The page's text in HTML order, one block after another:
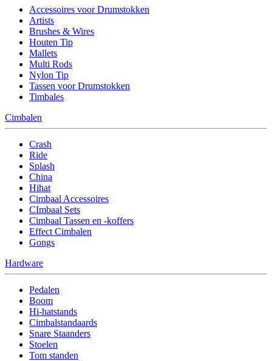
Accessoires voor Drumstokken
Artists
Brushes & Wires
Houten Tip
Mallets
Multi Rods
Nylon Tip
Tassen voor Drumstokken
Timbales
Cimbalen
Crash
Ride
Splash
China
Hihat
Cimbaal Accessoires
CImbaal Sets
Cimbaal Tassen en -koffers
Effect Cimbalen
Gongs
Hardware
Pedalen
Boom
Hi-hatstands
Cimbalstandaards
Snare Staanders
Stoelen
Tom standen